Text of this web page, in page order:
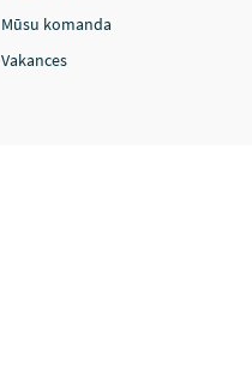
Mūsu komanda
Vakances